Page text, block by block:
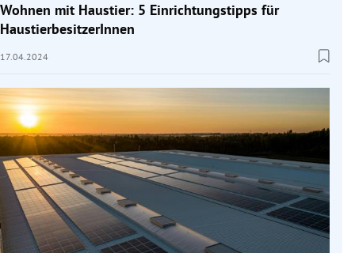
Wohnen mit Haustier: 5 Einrichtungstipps für
HaustierbesitzerInnen
17.04.2024